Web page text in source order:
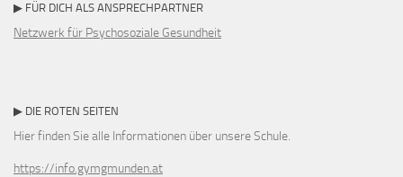
▶ FÜR DICH ALS ANSPRECHPARTNER
Netzwerk für Psychosoziale Gesundheit
▶ DIE ROTEN SEITEN
Hier finden Sie alle Informationen über unsere Schule.
https://info.gymgmunden.at